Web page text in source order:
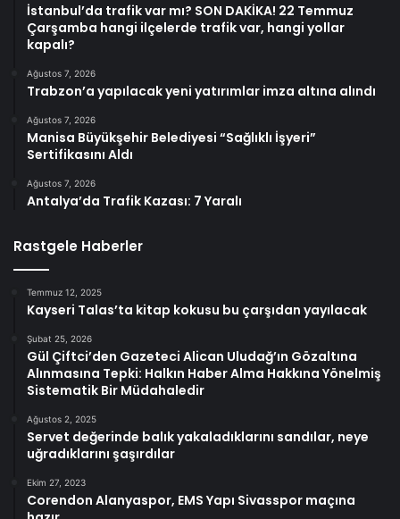
İstanbul’da trafik var mı? SON DAKİKA! 22 Temmuz
Çarşamba hangi ilçelerde trafik var, hangi yollar
kapalı?
Ağustos 7, 2026
Trabzon’a yapılacak yeni yatırımlar imza altına alındı
Ağustos 7, 2026
Manisa Büyükşehir Belediyesi “Sağlıklı İşyeri”
Sertifikasını Aldı
Ağustos 7, 2026
Antalya’da Trafik Kazası: 7 Yaralı
Rastgele Haberler
Temmuz 12, 2025
Kayseri Talas’ta kitap kokusu bu çarşıdan yayılacak
Şubat 25, 2026
Gül Çiftci’den Gazeteci Alican Uludağ’ın Gözaltına
Alınmasına Tepki: Halkın Haber Alma Hakkına Yönelmiş
Sistematik Bir Müdahaledir
Ağustos 2, 2025
Servet değerinde balık yakaladıklarını sandılar, neye
uğradıklarını şaşırdılar
Ekim 27, 2023
Corendon Alanyaspor, EMS Yapı Sivasspor maçına